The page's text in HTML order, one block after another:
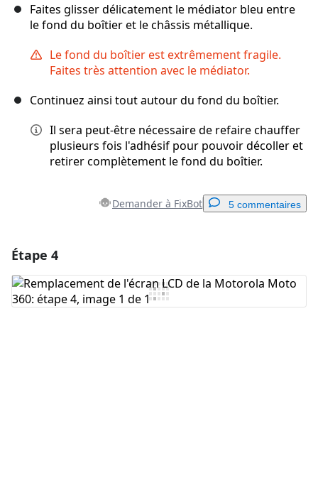
Faites glisser délicatement le médiator bleu entre
le fond du boîtier et le châssis métallique.
Le fond du boîtier est extrêmement fragile.
Faites très attention avec le médiator.
Continuez ainsi tout autour du fond du boîtier.
Il sera peut-être nécessaire de refaire chauffer
plusieurs fois l'adhésif pour pouvoir décoller et
retirer complètement le fond du boîtier.
Demander à FixBot 5 commentaires
Ajouter un commentaire
Étape 4